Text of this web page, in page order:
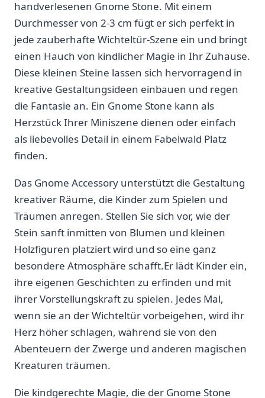
handverlesenen Gnome Stone. Mit einem
Durchmesser von⁣ 2-3 cm fügt⁣ er sich perfekt in
jede zauberhafte Wichteltür-Szene ein und bringt
einen Hauch von kindlicher Magie in‍ Ihr Zuhause.
Diese kleinen Steine lassen sich hervorragend⁤ in‍
kreative Gestaltungsideen einbauen und regen‍
die ⁤Fantasie an. Ein Gnome Stone kann als
Herzstück Ihrer Miniszene dienen oder einfach
als liebevolles Detail in ⁤einem Fabelwald Platz
‌finden.
Das Gnome Accessory unterstützt die Gestaltung
kreativer Räume, die Kinder zum Spielen und
Träumen anregen. Stellen ‌Sie sich‍ vor, wie der
Stein sanft inmitten‌ von‌ Blumen und kleinen
Holzfiguren platziert wird und so eine⁢ ganz
besondere Atmosphäre schafft.Er lädt ⁣Kinder ein,
ihre eigenen Geschichten zu erfinden ​und mit
ihrer Vorstellungskraft ‌zu spielen. ⁣Jedes Mal,
wenn sie an der Wichteltür vorbeigehen, wird ihr
Herz‍ höher schlagen, während sie⁣ von den
Abenteuern der Zwerge ⁢und anderen magischen
Kreaturen träumen.
Die kindgerechte Magie, die der Gnome Stone